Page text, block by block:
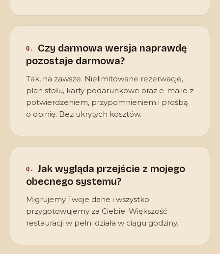
Czy darmowa wersja naprawdę
pozostaje darmowa?
Tak, na zawsze. Nielimitowane rezerwacje,
plan stołu, karty podarunkowe oraz e-maile z
potwierdzeniem, przypomnieniem i prośbą
o opinię. Bez ukrytych kosztów.
Jak wygląda przejście z mojego
obecnego systemu?
Migrujemy Twoje dane i wszystko
przygotowujemy za Ciebie. Większość
restauracji w pełni działa w ciągu godziny.